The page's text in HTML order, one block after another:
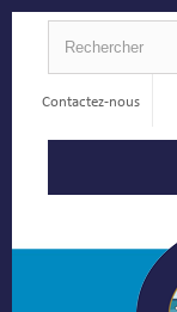
Contactez-nous